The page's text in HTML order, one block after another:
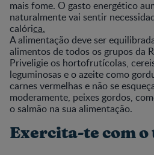
mais fome. O gasto energético
naturalmente vai sentir
calórica.
A alimentação deve ser
alimentos de todos os grupos da
Priveligie os hortofrutícolas,
leguminosas e o azeite como
carnes vermelhas e não se
moderamente, peixes gordos,
o salmão na sua alimentação.
Exercita-te com o